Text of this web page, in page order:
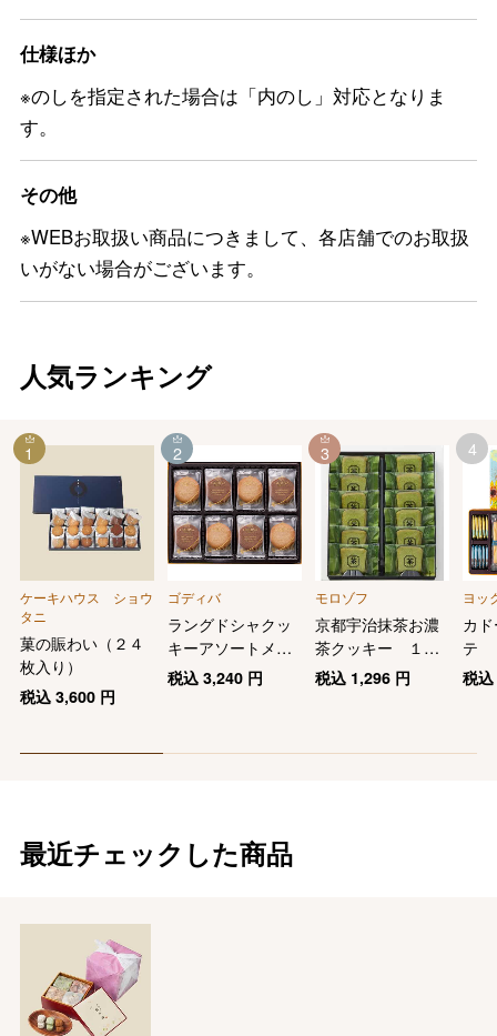
仕様ほか
※のしを指定された場合は「内のし」対応となりま
す。
その他
※WEBお取扱い商品につきまして、各店舗でのお取扱
いがない場合がございます。
人気ランキング
ケーキハウス ショウ
タニ
菓の賑わい（２４
枚入り）
税込 3,600円
1
ゴディバ
ラングドシャクッ
キーアソートメン
ト
税込3,240 円
2
モロゾフ
京都宇治抹茶お濃
茶クッキー １２
個
税込 1,296 円
3
ヨッ
カ
テ
税
4
最近チェックした商品